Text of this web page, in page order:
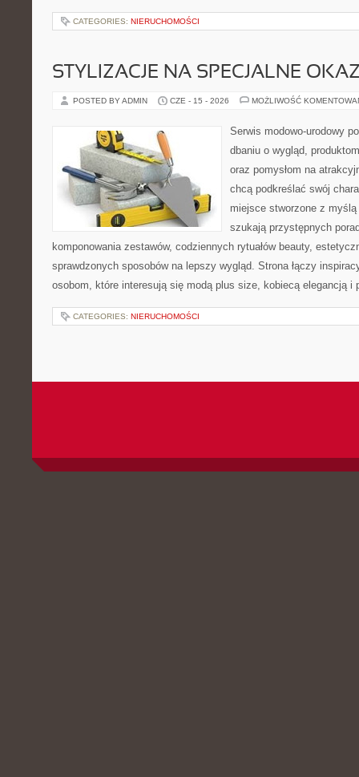
CATEGORIES: NIERUCHOMOŚCI
STYLIZACJE NA SPECJALNE
POSTED BY ADMIN CZE - 15 - 2026 MOŻLIWOŚĆ
Serwis modowo-urodowy
dbaniu o wygląd,
oraz pomysłom na
chcą podkreślać swój
miejsce stworzone z
szukają przystępnych
komponowania zestawów, codziennych rytuałów beauty,
sprawdzonych sposobów na lepszy wygląd. Strona łączy
osobom, które interesują się modą plus size, kobiecą elegancją
CATEGORIES: NIERUCHOMOŚCI